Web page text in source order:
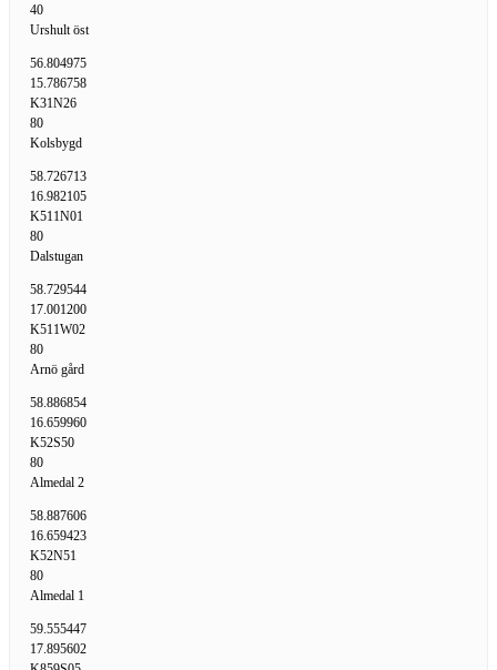
40
Urshult öst
56.804975
15.786758
K31N26
80
Kolsbygd
58.726713
16.982105
K511N01
80
Dalstugan
58.729544
17.001200
K511W02
80
Arnö gård
58.886854
16.659960
K52S50
80
Almedal 2
58.887606
16.659423
K52N51
80
Almedal 1
59.555447
17.895602